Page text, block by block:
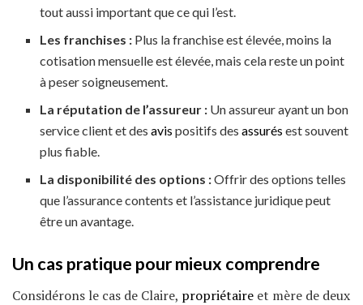
tout aussi important que ce qui l’est.
Les franchises : Plus la franchise est élevée, moins la
cotisation mensuelle est élevée, mais cela reste un point
à peser soigneusement.
La réputation de l’assureur : Un assureur ayant un bon
service client et desavis positifs desassurés est souvent
plus fiable.
La disponibilité des options :Offrir des options telles
que l’assurance contents et l’assistance juridique peut
être un avantage.
Un cas pratique pour mieux comprendre
Considérons le cas de Claire, propriétaire et mère de deux